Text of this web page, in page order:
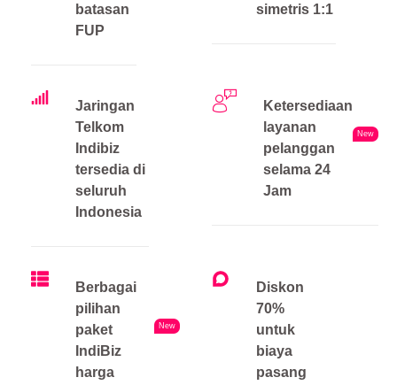
batasan
FUP
simetris 1:1
Jaringan
Telkom
Indibiz
tersedia di
seluruh
Indonesia
Ketersediaan
layanan
pelanggan
selama 24
Jam
New
Berbagai
pilihan
paket
IndiBiz
harga
New
Diskon
70%
untuk
biaya
pasang